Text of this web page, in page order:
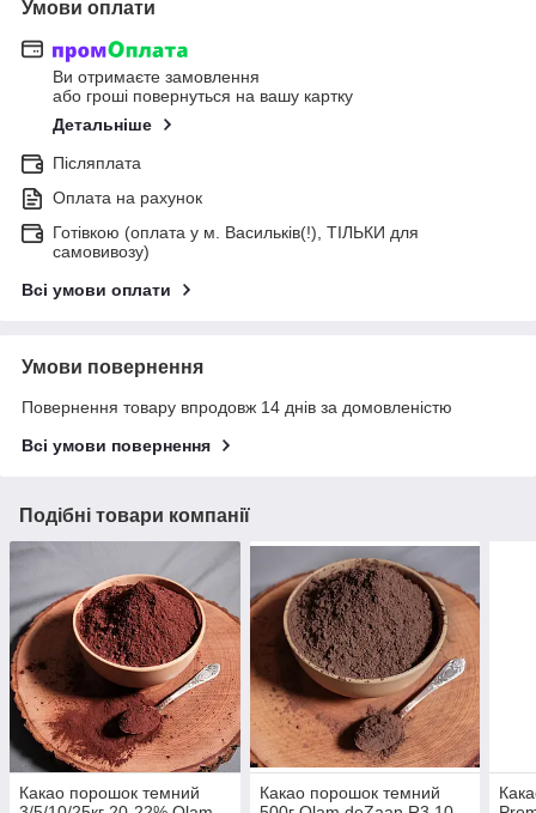
Умови оплати
Ви отримаєте замовлення
або гроші повернуться на вашу картку
Детальніше
Післяплата
Оплата на рахунок
Готівкою (оплата у м. Васильків(!), ТІЛЬКИ для
самовивозу)
Всі умови оплати
Умови повернення
Повернення товару впродовж 14 днів за домовленістю
Всі умови повернення
Подібні товари компанії
Какао порошок темний
Какао порошок темний